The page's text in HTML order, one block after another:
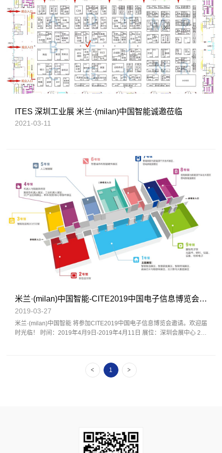
ITES 深圳工业展 米兰·(milan)中国智能诚邀莅临
2021-03-11
米兰·(milan)中国智能-CITE2019中国电子信息博览会邀请
2019-03-27
米兰·(milan)中国智能 将参加CITE2019中国电子信息博览会邀请。欢迎届
时光临！ 时间：2019年4月9日-2019年4月11日 展位：深圳会展中心 2B
< 1 >